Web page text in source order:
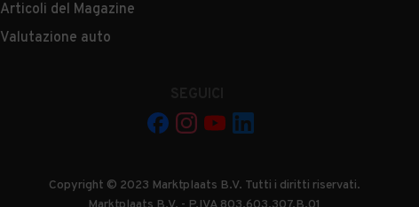
Articoli del Magazine
Valutazione auto
Copyright © 2023 Marktplaats B.V. Tutti i diritti riservati.